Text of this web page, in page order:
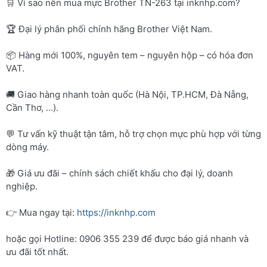
🛒 Vì sao nên mua mực Brother TN-263 tại inknhp.com?
🏆 Đại lý phân phối chính hãng Brother Việt Nam.
📦 Hàng mới 100%, nguyên tem – nguyên hộp – có hóa đơn
VAT.
🚚 Giao hàng nhanh toàn quốc (Hà Nội, TP.HCM, Đà Nẵng,
Cần Thơ, …).
💬 Tư vấn kỹ thuật tận tâm, hỗ trợ chọn mực phù hợp với từng
dòng máy.
🎁 Giá ưu đãi – chính sách chiết khấu cho đại lý, doanh
nghiệp.
👉 Mua ngay tại: https://inknhp.com
hoặc gọi Hotline: 0906 355 239 để được báo giá nhanh và
ưu đãi tốt nhất.